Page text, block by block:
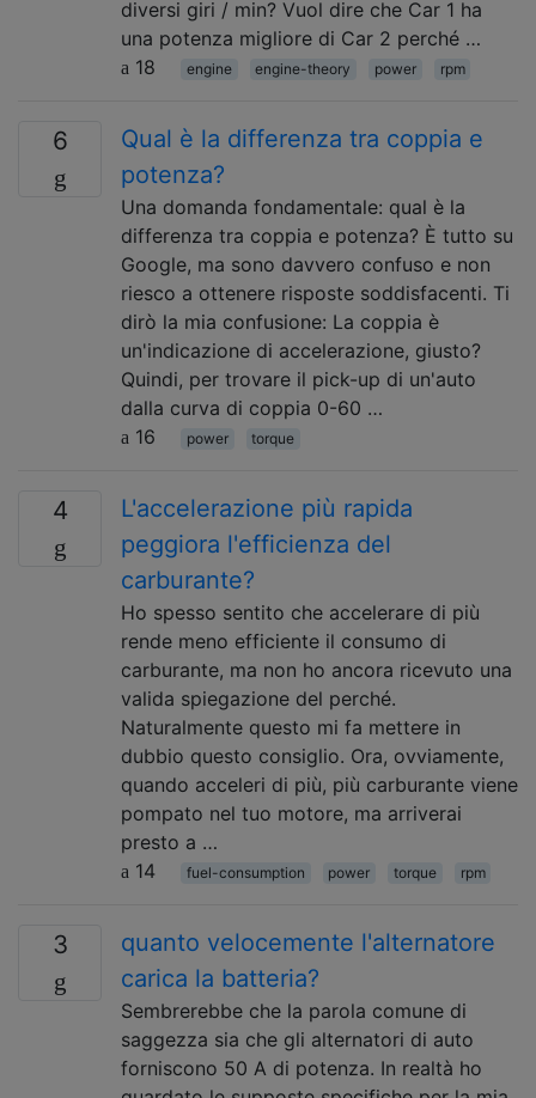
diversi giri / min? Vuol dire che Car 1 ha
una potenza migliore di Car 2 perché …
18
engine engine-theory power rpm
6
Qual è la differenza tra coppia e
potenza?
Una domanda fondamentale: qual è la
differenza tra coppia e potenza? È tutto su
Google, ma sono davvero confuso e non
riesco a ottenere risposte soddisfacenti. Ti
dirò la mia confusione: La coppia è
un'indicazione di accelerazione, giusto?
Quindi, per trovare il pick-up di un'auto
dalla curva di coppia 0-60 …
16
power torque
4
L'accelerazione più rapida
peggiora l'efficienza del
carburante?
Ho spesso sentito che accelerare di più
rende meno efficiente il consumo di
carburante, ma non ho ancora ricevuto una
valida spiegazione del perché.
Naturalmente questo mi fa mettere in
dubbio questo consiglio. Ora, ovviamente,
quando acceleri di più, più carburante viene
pompato nel tuo motore, ma arriverai
presto a …
14
fuel-consumption power torque rpm
3
quanto velocemente l'alternatore
carica la batteria?
Sembrerebbe che la parola comune di
saggezza sia che gli alternatori di auto
forniscono 50 A di potenza. In realtà ho